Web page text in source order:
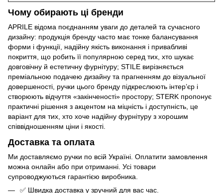
Чому обирають ці бренди
APRILE відома поєднанням уваги до деталей та сучасного
дизайну: продукція бренду часто має тонке балансування
форми і функції, надійну якість виконання і привабливі
покриття, що робить її популярною серед тих, хто шукає
довговічну й естетичну фурнітуру; STILE вирізняється
преміальною подачею дизайну та прагненням до візуальної
довершеності, ручки цього бренду підкреслюють інтер’єр і
створюють відчуття «закінченості» простору; STERK пропонує
практичні рішення з акцентом на міцність і доступність, це
варіант для тих, хто хоче надійну фурнітуру з хорошим
співвідношенням ціни і якості.
Доставка та оплата
Ми доставляємо ручки по всій Україні. Оплатити замовлення
можна онлайн або при отриманні. Усі товари
супроводжуються гарантією виробника.
✅ Швидка доставка у зручний для вас час.